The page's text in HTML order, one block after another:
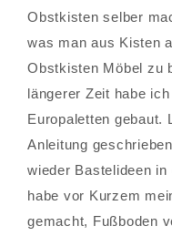
Obstkisten selber
was man aus Kisten
Obstkisten Möbel zu
längerer Zeit habe
Europaletten gebaut.
Anleitung
wieder Bastelideen
habe vor Kurzem
gemacht, Fußboden